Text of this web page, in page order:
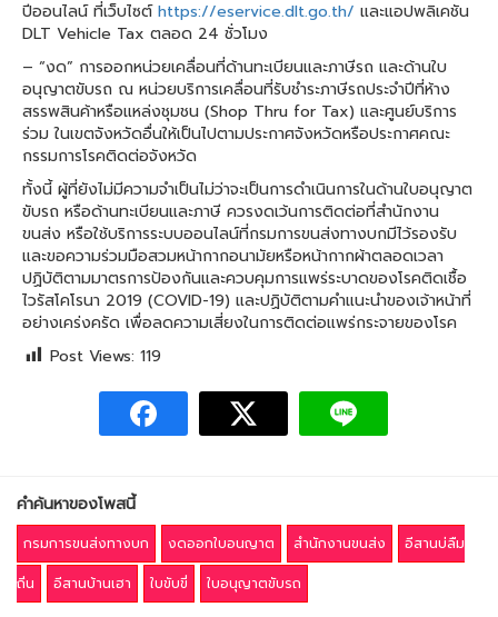
ปีออนไลน์ ที่เว็บไซต์https://eservice.dlt.go.th/ และแอปพลิเคชัน
DLT Vehicle Tax ตลอด 24 ชั่วโมง
– “งด” การออกหน่วยเคลื่อนที่ด้านทะเบียนและภาษีรถ และด้านใบ
อนุญาตขับรถ ณ หน่วยบริการเคลื่อนที่รับชำระภาษีรถประจำปีที่ห้าง
สรรพสินค้าหรือแหล่งชุมชน (Shop Thru for Tax) และศูนย์บริการ
ร่วม ในเขตจังหวัดอื่นให้เป็นไปตามประกาศจังหวัดหรือประกาศคณะ
กรรมการโรคติดต่อจังหวัด
ทั้งนี้ ผู้ที่ยังไม่มีความจำเป็นไม่ว่าจะเป็นการดำเนินการในด้านใบอนุญาต
ขับรถ หรือด้านทะเบียนและภาษี ควรงดเว้นการติดต่อที่สำนักงาน
ขนส่ง หรือใช้บริการระบบออนไลน์ที่กรมการขนส่งทางบกมีไว้รองรับ
และขอความร่วมมือสวมหน้ากากอนามัยหรือหน้ากากผ้าตลอดเวลา
ปฏิบัติตามมาตรการป้องกันและควบคุมการแพร่ระบาดของโรคติดเชื้อ
ไวรัสโคโรนา 2019 (COVID-19) และปฏิบัติตามคำแนะนำของเจ้าหน้าที่
อย่างเคร่งครัด เพื่อลดความเสี่ยงในการติดต่อแพร่กระจายของโรค
Post Views: 119
คำค้นหาของโพสนี้
กรมการขนส่งทางบก งดออกใบอนญาต สำนักงานขนส่ง
อีสานบ่ลืม
ถิ่น
อีสานบ้านเฮา ใบขับขี่ ใบอนุญาตขับรถ